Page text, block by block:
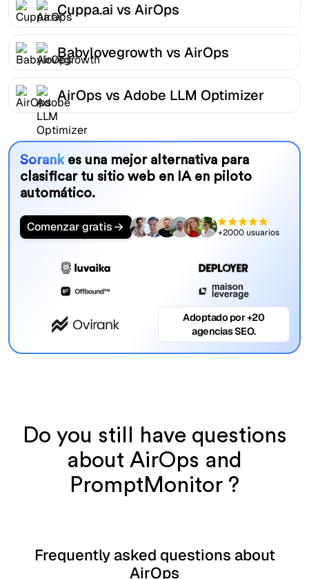
Cuppa.ai vs AirOps
Babylovegrowth vs AirOps
AirOps vs Adobe LLM Optimizer
Sorankes una mejor alternativa para
clasificar tu sitio web en IA en piloto
automático.
Comenzar gratis +2000 usuarios
Adoptado por +20
agencias SEO.
Do you still have questions
about AirOps and
PromptMonitor ?
Frequently asked questions about
AirOps